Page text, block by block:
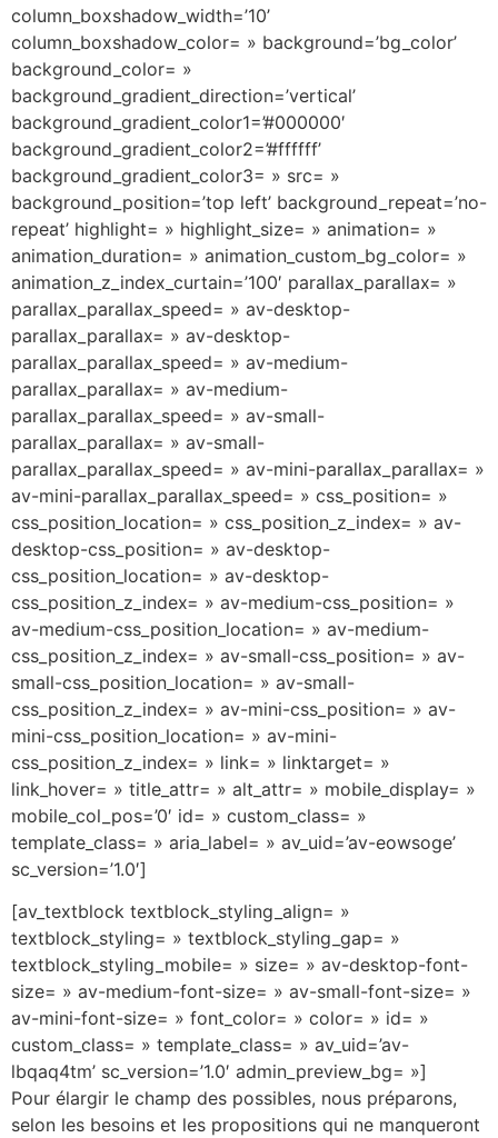
column_boxshadow_width=’10’
column_boxshadow_color= » background=’bg_color’
background_color= »
background_gradient_direction=’vertical’
background_gradient_color1=’#000000′
background_gradient_color2=’#ffffff’
background_gradient_color3= » src= »
background_position=’top left’ background_repeat=’no-
repeat’ highlight= » highlight_size= » animation= »
animation_duration= » animation_custom_bg_color= »
animation_z_index_curtain=’100′ parallax_parallax= »
parallax_parallax_speed= » av-desktop-
parallax_parallax= » av-desktop-
parallax_parallax_speed= » av-medium-
parallax_parallax= » av-medium-
parallax_parallax_speed= » av-small-
parallax_parallax= » av-small-
parallax_parallax_speed= » av-mini-parallax_parallax= »
av-mini-parallax_parallax_speed= » css_position= »
css_position_location= » css_position_z_index= » av-
desktop-css_position= » av-desktop-
css_position_location= » av-desktop-
css_position_z_index= » av-medium-css_position= »
av-medium-css_position_location= » av-medium-
css_position_z_index= » av-small-css_position= » av-
small-css_position_location= » av-small-
css_position_z_index= » av-mini-css_position= » av-
mini-css_position_location= » av-mini-
css_position_z_index= » link= » linktarget= »
link_hover= » title_attr= » alt_attr= » mobile_display= »
mobile_col_pos=’0′ id= » custom_class= »
template_class= » aria_label= » av_uid=’av-eowsoge’
sc_version=’1.0′]
[av_textblock textblock_styling_align= »
textblock_styling= » textblock_styling_gap= »
textblock_styling_mobile= » size= » av-desktop-font-
size= » av-medium-font-size= » av-small-font-size= »
av-mini-font-size= » font_color= » color= » id= »
custom_class= » template_class= » av_uid=’av-
lbqaq4tm’ sc_version=’1.0′ admin_preview_bg= »]
Pour élargir le champ des possibles, nous préparons,
selon les besoins et les propositions qui ne manqueront